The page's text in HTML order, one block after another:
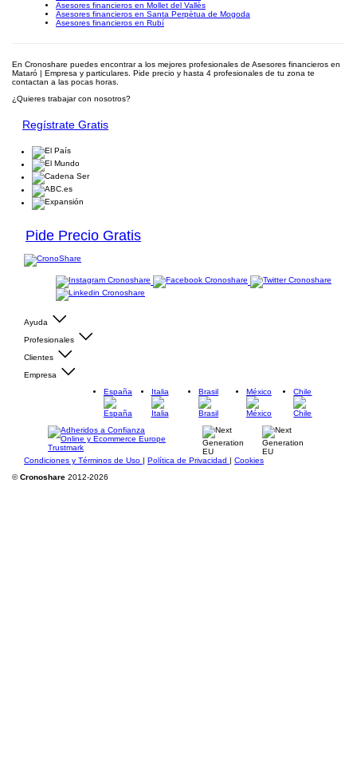
Asesores financieros en Mollet del Vallès
Asesores financieros en Santa Perpètua de Mogoda
Asesores financieros en Rubí
En Cronoshare puedes encontrar a los mejores profesionales de Asesores financieros en
Mataró | Empresa y particulares. Pide precio y hasta 4 profesionales de tu zona te
contactan a las pocas horas.
¿Quieres trabajar con nosotros?
Regístrate Gratis
Pide Precio Gratis
Ayuda
Profesionales
Clientes
Empresa
España
Italia Brasil México Chile
Condiciones y Términos de Uso | Política de Privacidad | Cookies
©Cronoshare 2012-2026